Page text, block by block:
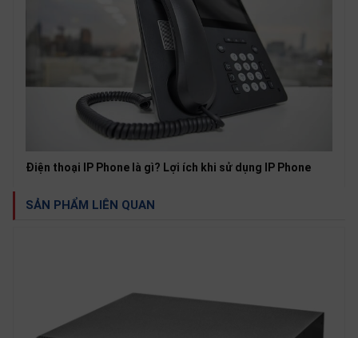
Điện thoại IP Phone là gì? Lợi ích khi sử dụng IP Phone
SẢN PHẨM LIÊN QUAN